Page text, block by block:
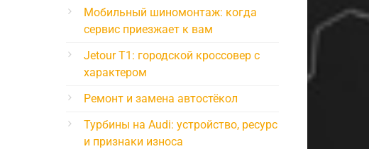
Мобильный шиномонтаж: когда
сервис приезжает к вам
Jetour T1: городской кроссовер с
характером
Ремонт и замена автостёкол
Турбины на Audi: устройство, ресурс
и признаки износа